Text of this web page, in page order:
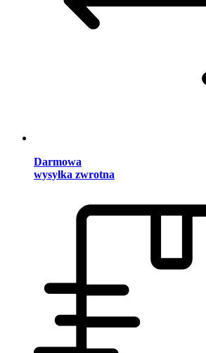
Darmowa
wysyłka zwrotna